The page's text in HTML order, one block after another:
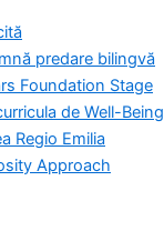
predare bilingvă
Foundation Stage
de Well-Being
Regio Emilia
Approach